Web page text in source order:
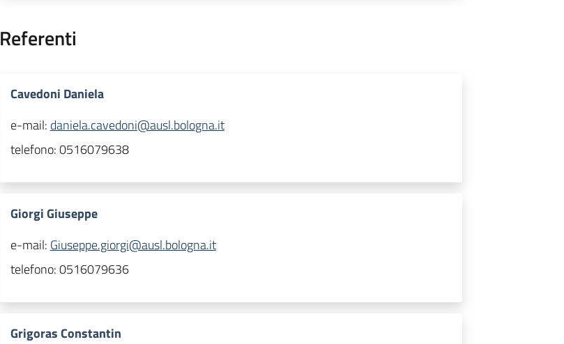
Referenti
Cavedoni Daniela
e-mail: daniela.cavedoni@ausl.bologna.it
telefono:0516079638
Giorgi Giuseppe
e-mail: Giuseppe.giorgi@ausl.bologna.it
telefono:0516079636
Grigoras Constantin